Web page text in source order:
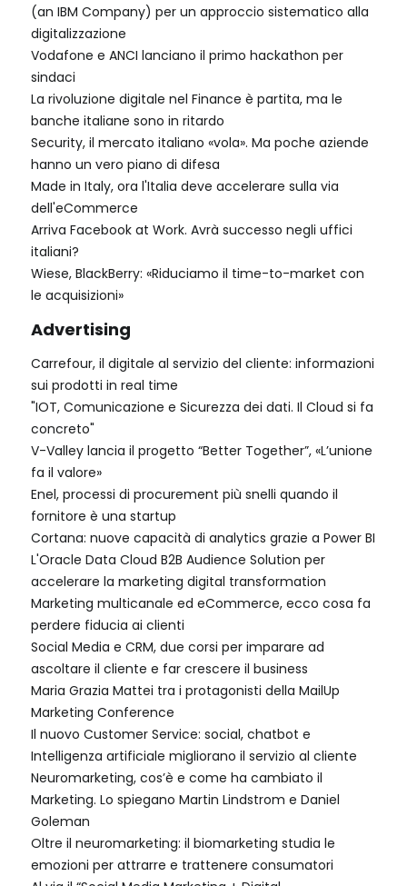
(an IBM Company) per un approccio sistematico alla
digitalizzazione
Vodafone e ANCI lanciano il primo hackathon per
sindaci
La rivoluzione digitale nel Finance è partita, ma le
banche italiane sono in ritardo
Security, il mercato italiano «vola». Ma poche aziende
hanno un vero piano di difesa
Made in Italy, ora l'Italia deve accelerare sulla via
dell'eCommerce
Arriva Facebook at Work. Avrà successo negli uffici
italiani?
Wiese, BlackBerry: «Riduciamo il time-to-market con
le acquisizioni»
Advertising
Carrefour, il digitale al servizio del cliente: informazioni
sui prodotti in real time
"IOT, Comunicazione e Sicurezza dei dati. Il Cloud si fa
concreto"
V-Valley lancia il progetto “Better Together”, «L’unione
fa il valore»
Enel, processi di procurement più snelli quando il
fornitore è una startup
Cortana: nuove capacità di analytics grazie a Power BI
L'Oracle Data Cloud B2B Audience Solution per
accelerare la marketing digital transformation
Marketing multicanale ed eCommerce, ecco cosa fa
perdere fiducia ai clienti
Social Media e CRM, due corsi per imparare ad
ascoltare il cliente e far crescere il business
Maria Grazia Mattei tra i protagonisti della MailUp
Marketing Conference
Il nuovo Customer Service: social, chatbot e
Intelligenza artificiale migliorano il servizio al cliente
Neuromarketing, cos’è e come ha cambiato il
Marketing. Lo spiegano Martin Lindstrom e Daniel
Goleman
Oltre il neuromarketing: il biomarketing studia le
emozioni per attrarre e trattenere consumatori